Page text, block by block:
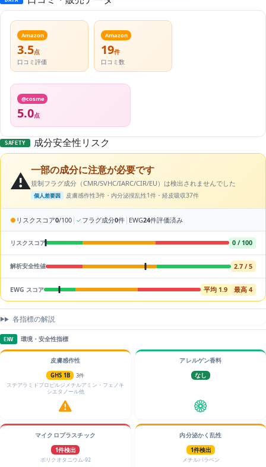
Amazon
3.5点
口コミ評価
Amazon
19件
口コミ数
@cosme
5.0点
SAFETY 成分安全性リスク
⚠️一部の成分に注意が必要です
規制フラグ成分（CMR/SVHC/IARC/CIR/EU）は検出されませんでした
個人差要因 皮膚感作性3件・内分泌撹乱性1件・経皮吸収37件
● リスクスコア0/100 | ✓フラグ成分0件 | EWG24件評価済み
リスクスコア 0 / 100
解析安全性値 2.7 / 5
EWG スコア 平均 1.9 最高 4
各指標の解説
ENV 環境・安全性指標
皮膚感作性
GHS 1B
3件
ステアラミドプロピルジメチルアミン・フェノキ
シエタノール他
アレルゲン香料
なし
マイクロプラスチック
1件検出
ポリクオタニウム-92
内分泌かく乱性
1件検出
メチルパラベン